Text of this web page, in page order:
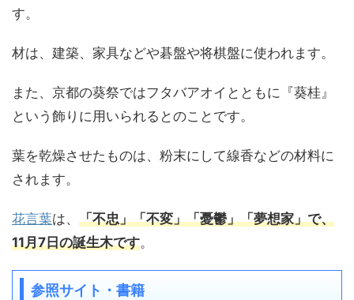
す。
材は、建築、家具などや碁盤や将棋盤に使われます。
また、京都の葵祭ではフタバアオイとともに『葵桂』
という飾りに用いられるとのことです。
葉を乾燥させたものは、粉末にして線香などの材料に
されます。
花言葉は、 「不忠」「不変」「憂鬱」「夢想家」で、
11月7日の誕生木です。
参照サイト・書籍